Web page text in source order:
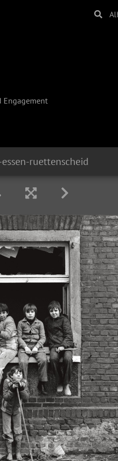
Engagement
ruettenscheid